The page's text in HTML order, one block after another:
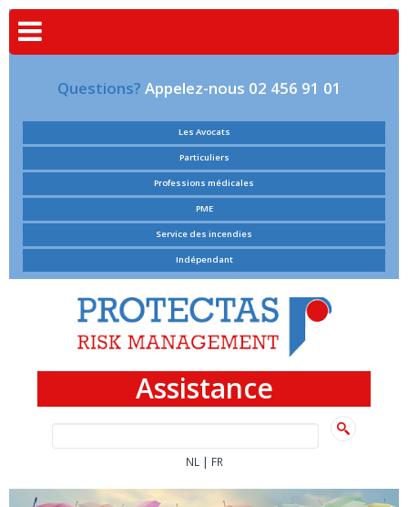
Questions? Appelez-nous 02 456 91 01
Les Avocats
Particuliers
Professions médicales
PME
Service des incendies
Indépendant
Assistance
NL | FR